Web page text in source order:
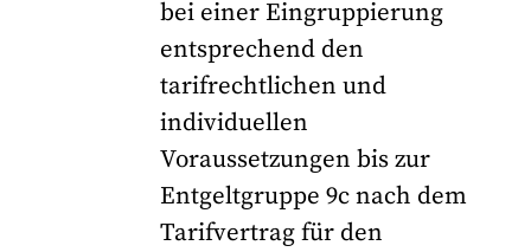
bei einer Eingruppierung
entsprechend den
tarifrechtlichen und
individuellen
Voraussetzungen bis zur
Entgeltgruppe 9c nach dem
Tarifvertrag für den